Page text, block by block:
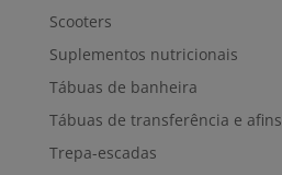
Scooters
Suplementos nutricionais
Tábuas de banheira
Tábuas de transferência e afins
Trepa-escadas